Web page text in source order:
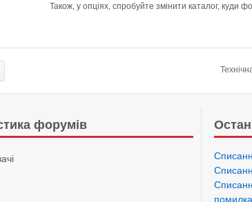
Також, у опціях, спробуйте змінити каталог, куди
форумів